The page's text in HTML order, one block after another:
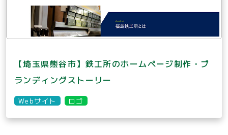
【埼玉県熊谷市】鉄工所のホームページ制作・ブ
ランディングストーリー
Webサイト ロゴ